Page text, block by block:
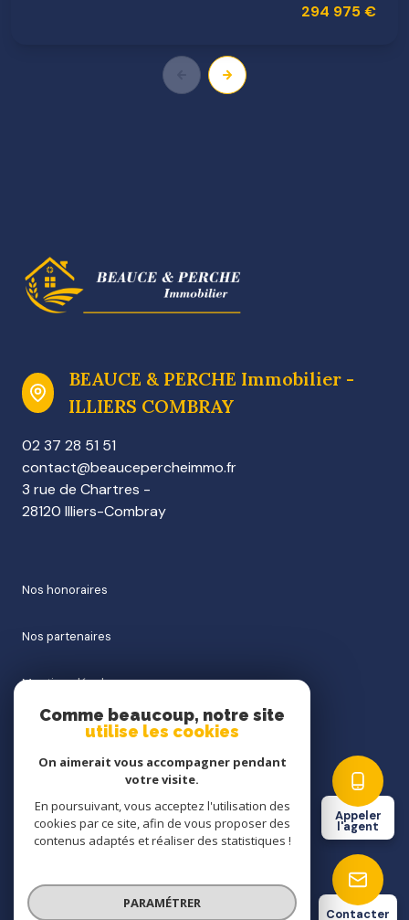
Appeler
l'agent
Contacter
294 975 €
BEAUCE & PERCHE Immobilier -
ILLIERS COMBRAY
02 37 28 51 51
contact@beaucepercheimmo.fr
3 rue de Chartres -
28120 Illiers-Combray
nos honoraires
nos partenaires
mentions légales
cookies
© 2026 | Tous droits réservés
Comme beaucoup, notre site
utilise les cookies
On aimerait vous accompagner pendant
votre visite.
En poursuivant, vous acceptez l'utilisation des
cookies par ce site, afin de vous proposer des
contenus adaptés et réaliser des statistiques !
PARAMÉTRER